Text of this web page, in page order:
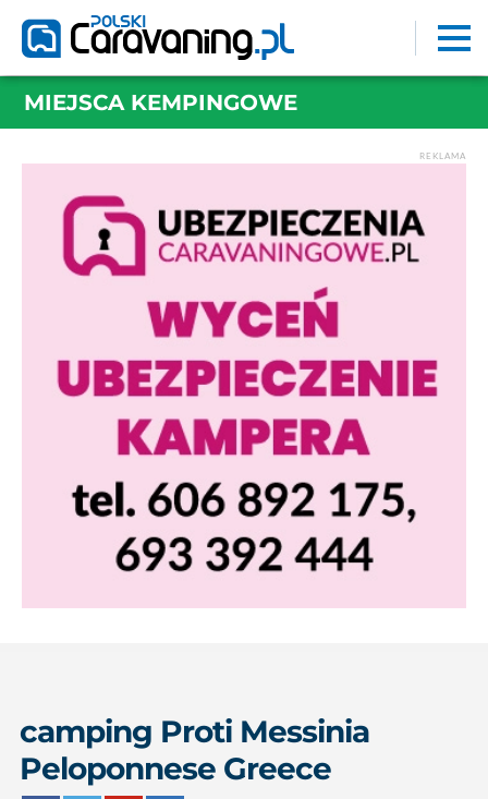
MIEJSCA KEMPINGOWE
REKLAMA
camping Proti Messinia
Peloponnese Greece